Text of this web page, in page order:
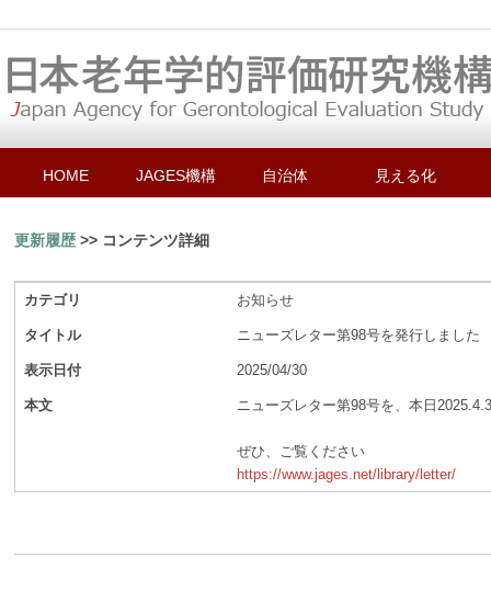
HOME JAGES機構 自治体 見える化
更新履歴 >> コンテンツ詳細
カテゴリ お知らせ
タイトル ニューズレター第98号を発行しました
表示日付 2025/04/30
本文 ニューズレター第98号を、本日
ぜひ、ご覧ください
https://www.jages.net/library/letter/